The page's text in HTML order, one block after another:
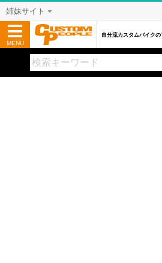
姉妹サイト
MENU
自分流カスタムバイク